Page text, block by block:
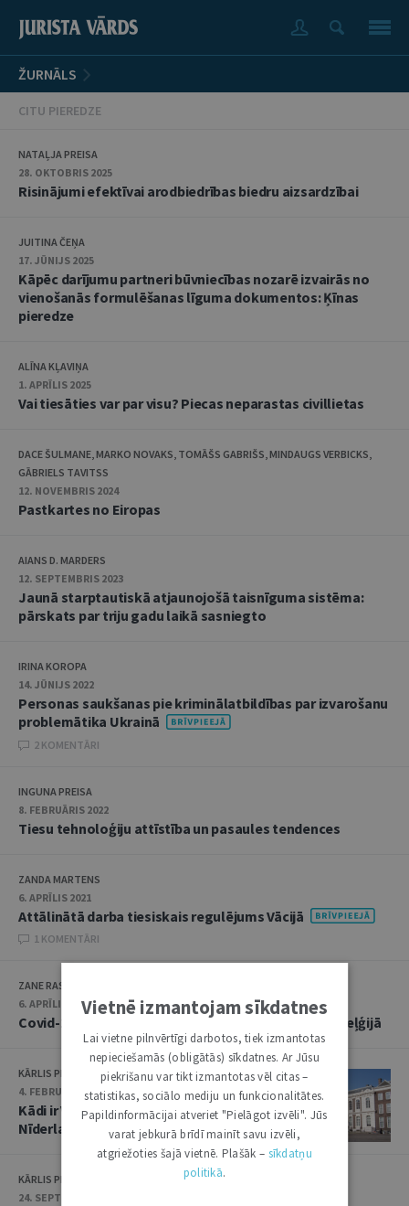
ŽURNĀLS
CITU PIEREDZE
NATAĻJA PREISA
28. OKTOBRIS 2025
Risinājumi efektīvai arodbiedrības biedru aizsardzībai
JUITINA ČEŅA
17. JŪNIJS 2025
Kāpēc darījumu partneri būvniecības nozarē izvairās no
vienošanās formulēšanas līguma dokumentos: Ķīnas
pieredze
ALĪNA KĻAVIŅA
1. APRĪLIS 2025
Vai tiesāties var par visu? Piecas neparastas civillietas
DACE ŠULMANE, MARKO NOVAKS, TOMĀŠS GABRIŠS, MINDAUGS VERBICKS,
GĀBRIELS TAVITSS
12. NOVEMBRIS 2024
Pastkartes no Eiropas
AIANS D. MARDERS
12. SEPTEMBRIS 2023
Jaunā starptautiskā atjaunojošā taisnīguma sistēma:
pārskats par triju gadu laikā sasniegto
IRINA KOROPA
14. JŪNIJS 2022
Personas saukšanas pie kriminālatbildības par izvarošanu
problemātika Ukrainā
2 KOMENTĀRI
INGUNA PREISA
8. FEBRUĀRIS 2022
Tiesu tehnoloģiju attīstība un pasaules tendences
ZANDA MARTENS
6. APRĪLIS 2021
Attālinātā darba tiesiskais regulējums Vācijā
1 KOMENTĀRI
ZANE RASNAČA
6. APRĪLIS 2021
Covid-19 pandēmijas ietekme uz attālināto darbu Beļģijā
KĀRLIS PIĢĒNS
4. FEBRUĀRIS 2020
Kādi ir Valsts padomes uzdevumi
Nīderlandē
KĀRLIS PIĢĒNS
24. SEPTEMBRIS 2019
Vietnē izmantojam sīkdatnes
Lai vietne pilnvērtīgi darbotos, tiek izmantotas
nepieciešamās (obligātās) sīkdatnes. Ar Jūsu
piekrišanu var tikt izmantotas vēl citas –
statistikas, sociālo mediju un funkcionalitātes.
Papildinformācijai atveriet "Pielāgot izvēli". Jūs
varat jebkurā brīdī mainīt savu izvēli,
atgriežoties šajā vietnē. Plašāk – sīkdatņu
politikā.